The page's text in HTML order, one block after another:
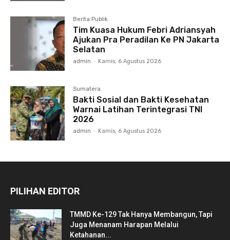
Berita Publik
Tim Kuasa Hukum Febri Adriansyah
Ajukan Pra Peradilan Ke PN Jakarta
Selatan
admin - Kamis, 6 Agustus 2026
Sumatera
Bakti Sosial dan Bakti Kesehatan
Warnai Latihan Terintegrasi TNI
2026
admin - Kamis, 6 Agustus 2026
PILIHAN EDITOR
TMMD Ke-129 Tak Hanya Membangun, Tapi
Juga Menanam Harapan Melalui
Ketahanan...